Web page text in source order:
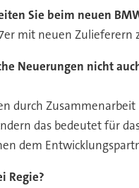
Sie beim neuen
mit neuen Zulieferern
Neuerungen nicht
durch
das bedeutet für
dem
Regie?